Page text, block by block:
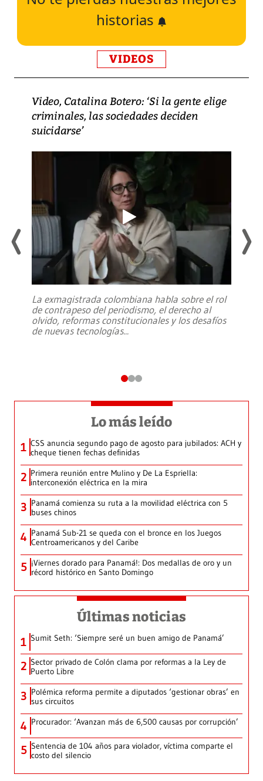
historias
VIDEOS
Video, Catalina Botero: ‘Si la gente elige
criminales, las sociedades deciden
suicidarse’
La exmagistrada colombiana habla sobre el rol
de contrapeso del periodismo, el derecho al
olvido, reformas constitucionales y los desafíos
de nuevas tecnologías...
Lo más leído
1 CSS anuncia segundo pago de agosto para jubilados: ACH y
cheque tienen fechas definidas
2 Primera reunión entre Mulino y De La Espriella:
interconexión eléctrica en la mira
3 Panamá comienza su ruta a la movilidad eléctrica con 5
buses chinos
4 Panamá Sub-21 se queda con el bronce en los Juegos
Centroamericanos y del Caribe
5 ¡Viernes dorado para Panamá!: Dos medallas de oro y un
récord histórico en Santo Domingo
Últimas noticias
1 Sumit Seth: ‘Siempre seré un buen amigo de Panamá’
2 Sector privado de Colón clama por reformas a la Ley de
Puerto Libre
3 Polémica reforma permite a diputados ‘gestionar obras’ en
sus circuitos
4 Procurador: ‘Avanzan más de 6,500 causas por corrupción’
5 Sentencia de 104 años para violador, víctima comparte el
costo del silencio